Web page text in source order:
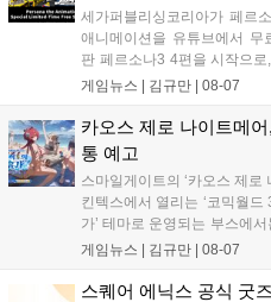
세가퍼블리싱코리아가 페르
애니메이션을 유튜브에서
판 페르소나3 4편을 시작으
소나4 더 골든 12화, 9월 15
시지를 모집하며, 선정된 내
개될 예정입니다....
게임뉴스 | 김규만 | 08-07
카오스 제로 나이트메
통 예고
스마일게이트의 ‘카오스 제
킨텍스에서 열리는 ‘코믹월드
가’ 테마로 운영되는 부스에
프레 모델 포토존 등 다채로운
세한 정보는 공식 커뮤니티에
게임뉴스 | 김규만 | 08-07
스퀘어 에닉스 공식 굿